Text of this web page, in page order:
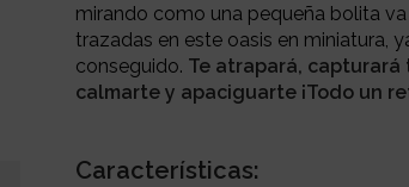
mirando como una pequeña bolita
trazadas en este oasis en miniatura,
conseguido. Te atrapará,
calmarte y apaciguarte ¡Todo un
Características: